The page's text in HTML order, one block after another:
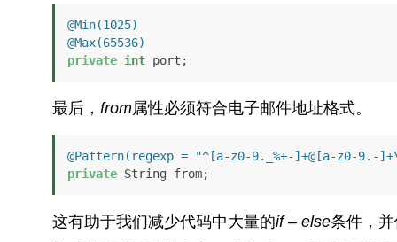
@Min(1025)
@Max(65536)
private int
最后， from属性必须符合电子邮件地址格式。
@Pattern(regexp = "^[a-z0-9._%+-]+@[a-z0-
private
这有助于我们减少代码中大量的if – else条件，